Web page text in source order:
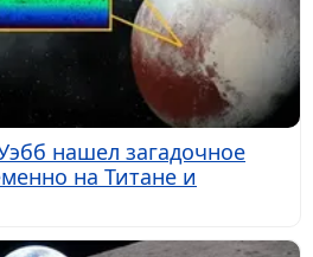
нашел загадочное
на Титане и